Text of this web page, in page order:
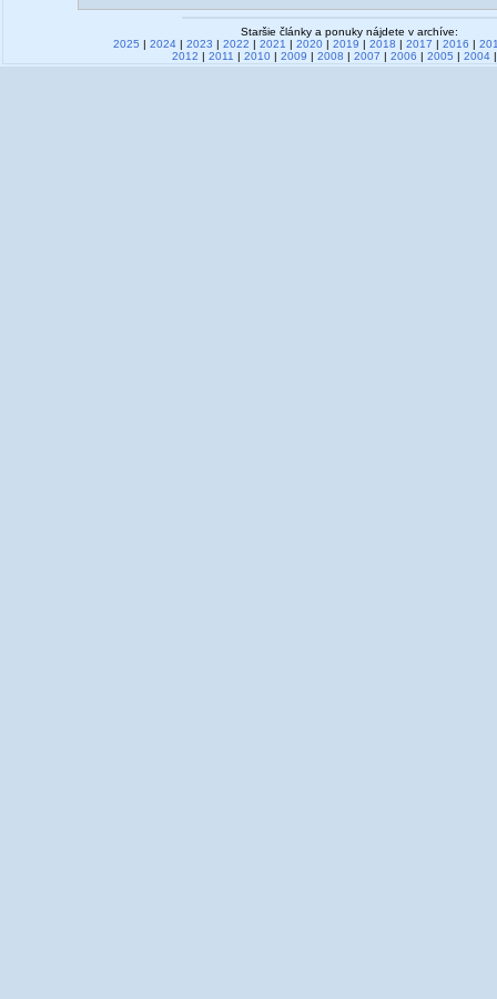
Staršie články a ponuky nájdete v archíve:
2025 | 2024 | 2023 | 2022 | 2021 | 2020 | 2019 | 2018 | 2017 | 2016 |
2012 | 2011 | 2010 | 2009 | 2008 | 2007 | 2006 | 2005 | 2004